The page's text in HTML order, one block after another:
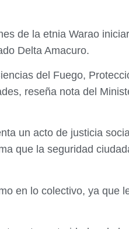
de la etnia Warao
Delta Amacuro.
del Fuego,
reseña nota del
un acto de justicia
que la seguridad
en lo colectivo, ya que